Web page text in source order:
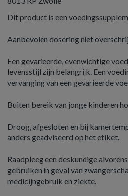
Dit product is een
Aanbevolen dosering niet
Een gevarieerde, evenwichtige
levensstijl zijn belangrijk. Een
vervanging van een gevarieerde
Buiten bereik van jonge kinderen
Droog, afgesloten en bij
anders geadviseerd op het etiket.
Raadpleeg een deskundige
gebruiken in geval van
medicijngebruik en ziekte.